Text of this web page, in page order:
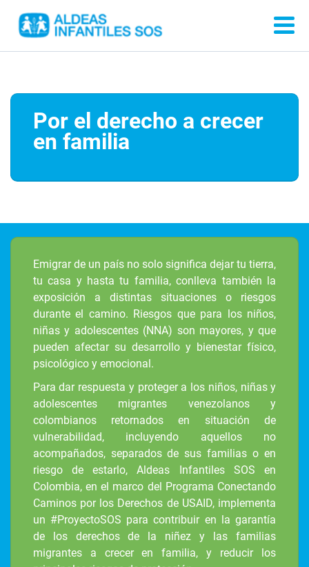
Por el derecho a crecer
en familia
Emigrar de un país no solo significa dejar tu tierra,
tu casa y hasta tu familia, conlleva también la
exposición a distintas situaciones o riesgos
durante el camino. Riesgos que para los niños,
niñas y adolescentes (NNA) son mayores, y que
pueden afectar su desarrollo y bienestar físico,
psicológico y emocional.
Para dar respuesta y proteger a los niños, niñas y
adolescentes migrantes venezolanos y
colombianos retornados en situación de
vulnerabilidad, incluyendo aquellos no
acompañados, separados de sus familias o en
riesgo de estarlo, Aldeas Infantiles SOS en
Colombia, en el marco del Programa Conectando
Caminos por los Derechos de USAID, implementa
un #ProyectoSOS para contribuir en la garantía
de los derechos de la niñez y las familias
migrantes a crecer en familia, y reducir los